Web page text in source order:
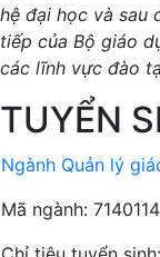
hệ đại học và sau
tiếp của Bộ giáo
các lĩnh vực đào
TUYỂN
Ngành Quản lý
Mã ngành: 7140114